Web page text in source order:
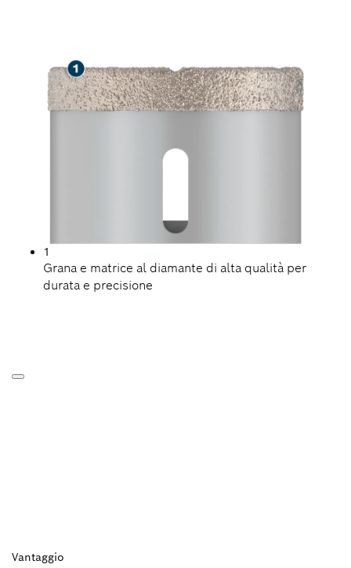
1
Grana e matrice al diamante di alta qualità per
durata e precisione
Vantaggio